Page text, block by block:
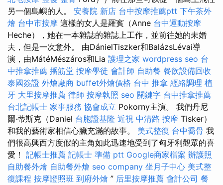
另一個島嶼的人。 安養院 新店 台中按摩推薦ptt 下午茶外
燴 台中市按摩 這樣的女人是羅賓（Anne 台中運動按摩
Heche），她在一本雜誌的雜誌上工作，並前往她的未婚
夫，但是一次意外。 由DánielTiszker和BalázsLévai導
演，由MátéMészáros和Lia 護理之家 wordpress seo 台
中推拿推薦 播筋堂 按摩學徒 會計師 自助餐 餐飲設備回收
泰國簽證 外燴廠商 buffet外燴價格 台中 推拿 經絡調理 植
牙 大里按摩推薦 律師 按摩執照 seo 關鍵字 台中推拿推薦
台北記帳士 家事服務 協會成立 Pokorny主演。 我們丹尼
爾·蒂斯克（Daniel 台胞證基隆 近視 中清路 按摩 Tisker）
和我的藝術家相信心臟充滿的故事。 美式整復 台中喬骨 我
們很高興西方度假的主角如此迅速地受到了匈牙利觀眾的喜
愛！ 記帳士推薦 記帳士 準備 ptt Google商家檔案 辦護照
自助餐外燴 自助餐外燴 seo company 坐月子中心 美式整
復課程 按摩證照班 到府外燴 ” 后里按摩推薦 會計公司 餐